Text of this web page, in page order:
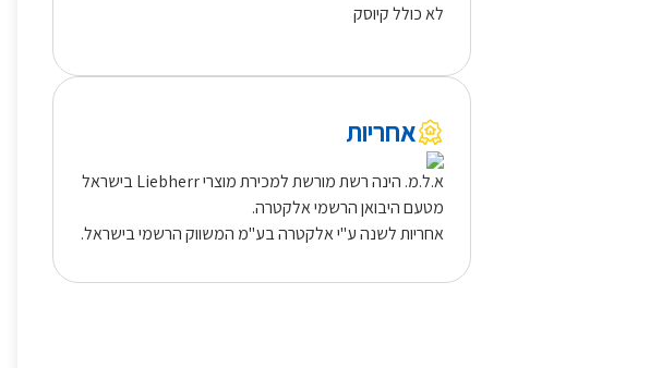
לא כולל קיוסק
אחריות
א.ל.מ. הינה רשת מורשת למכירת מוצרי Liebherr בישראל
מטעם היבואן הרשמי אלקטרה.
אחריות לשנה ע"י אלקטרה בע"מ המשווק הרשמי בישראל.